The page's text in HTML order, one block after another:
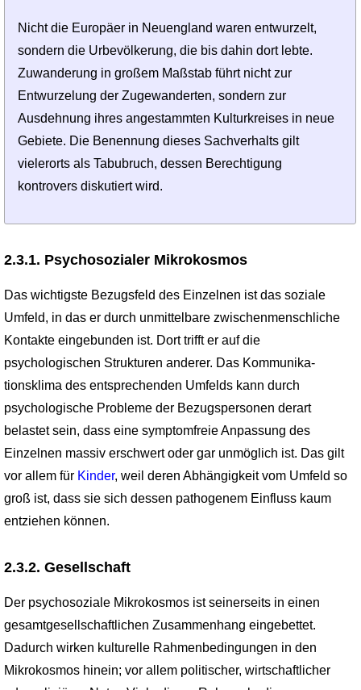
Nicht die Europäer in Neuengland waren entwurzelt,
sondern die Urbevölkerung, die bis dahin dort lebte.
Zuwanderung in großem Maßstab führt nicht zur
Entwurzelung der Zugewanderten, sondern zur
Ausdehnung ihres angestammten Kulturkreises in neue
Gebiete. Die Benennung dieses Sachverhalts gilt
vielerorts als Tabubruch, dessen Berechtigung
kontrovers diskutiert wird.
2.3.1. Psychosozialer Mikrokosmos
Das wichtigste Bezugsfeld des Einzelnen ist das soziale
Umfeld, in das er durch unmittelbare zwischenmensch­liche
Kontakte eingebunden ist. Dort trifft er auf die
psychologischen Strukturen anderer. Das Kommunika­
tionsklima des entsprechenden Umfelds kann durch
psychologische Probleme der Bezugspersonen derart
belastet sein, dass eine symptomfreie Anpassung des
Einzelnen massiv erschwert oder gar unmöglich ist. Das gilt
vor allem für Kinder, weil deren Abhängigkeit vom Umfeld so
groß ist, dass sie sich dessen pathogenem Einfluss kaum
entziehen können.
2.3.2. Gesellschaft
Der psychosoziale Mikrokosmos ist seinerseits in einen
gesamtgesellschaftlichen Zusammenhang eingebettet.
Dadurch wirken kulturelle Rahmenbedingungen in den
Mikrokosmos hinein; vor allem politischer, wirtschaftlicher